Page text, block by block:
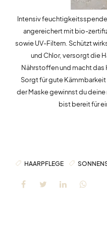
Intensiv
angereichert mit bio-
sowie UV-Filtern. Schützt
und Chlor, versorgt die
Nährstoffen und macht das
Sorgt für gute
der Maske gewinnst du
bist bereit für
HAARPFLEGE